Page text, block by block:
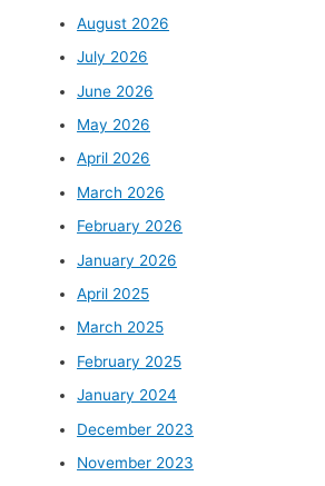
August 2026
July 2026
June 2026
May 2026
April 2026
March 2026
February 2026
January 2026
April 2025
March 2025
February 2025
January 2024
December 2023
November 2023